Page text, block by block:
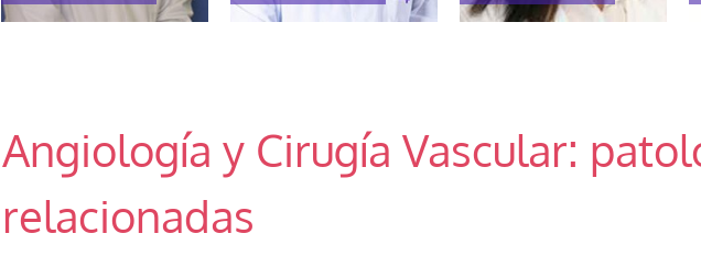
Angiología y Cirugía Vascular:
relacionadas